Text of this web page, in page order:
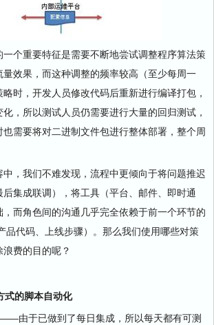
个重要特征是需要不断地尝试调整程序算法策
效果，而这种调整的频率较高（至少每周一
时，开发人员修改代码后重新进行编译打包，
，所以测试人员仍需要进行大量的回归测试，
需要将对二进制文件包进行整体部署，整个周
我们不难发现，流程中更倾向于将问题推迟
集成联调），将工具（平台、邮件、即时通
而角色间的沟通几乎完全依赖于前一个环节的
品代码、上线步骤）。那么我们使用哪些对策
费的目的呢？
的脚本自动化
——由于已做到了每日集成，所以每天都有可测